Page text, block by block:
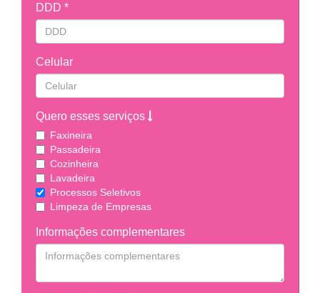
DDD *
Celular
Quero esses serviços
Faxineira
Passadeira
Cozinheira
Lavadeira
Processos Seletivos
Limpeza de Empresas
Informações complementares